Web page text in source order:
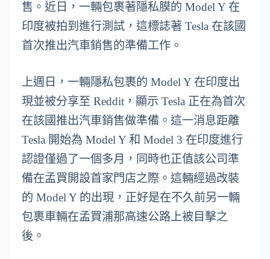
售。近日，一輛包裹著隱私膜的 Model Y 在
印度被拍到進行測試，這標誌著 Tesla 在該國
首次推出汽車銷售的準備工作。
上週日，一輛隱私包裹的 Model Y 在印度出
現並被分享至 Reddit，顯示 Tesla 正在為首次
在該國推出汽車銷售做準備。這一消息距離
Tesla 開始為 Model Y 和 Model 3 在印度進行
認證僅過了一個多月，同時也正值該公司準
備在孟買開設首家門店之際。這輛經過改裝
的 Model Y 的出現，正好是在不久前另一輛
包裹車輛在孟買浦那高速公路上被目擊之
後。